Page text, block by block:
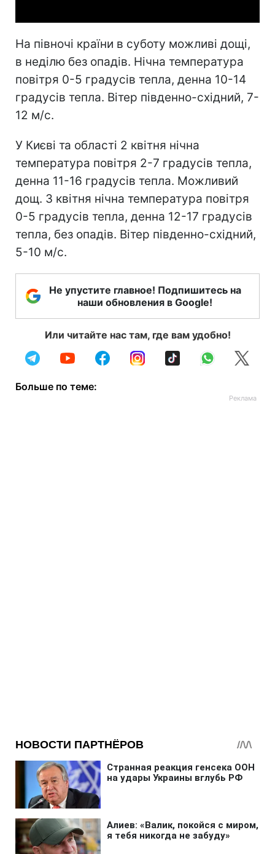
На півночі країни в суботу можливі дощі,
в неділю без опадів. Нічна температура
повітря 0-5 градусів тепла, денна 10-14
градусів тепла. Вітер південно-східний, 7-
12 м/с.
У Києві та області 2 квітня нічна
температура повітря 2-7 градусів тепла,
денна 11-16 градусів тепла. Можливий
дощ. 3 квітня нічна температура повітря
0-5 градусів тепла, денна 12-17 градусів
тепла, без опадів. Вітер південно-східний,
5-10 м/с.
Не упустите главное! Подпишитесь на
наши обновления в Google!
Или читайте нас там, где вам удобно!
Больше по теме: